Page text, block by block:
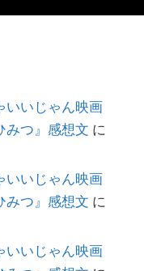
いいじゃん映画
みつ』感想文 に
いいじゃん映画
みつ』感想文 に
いいじゃん映画